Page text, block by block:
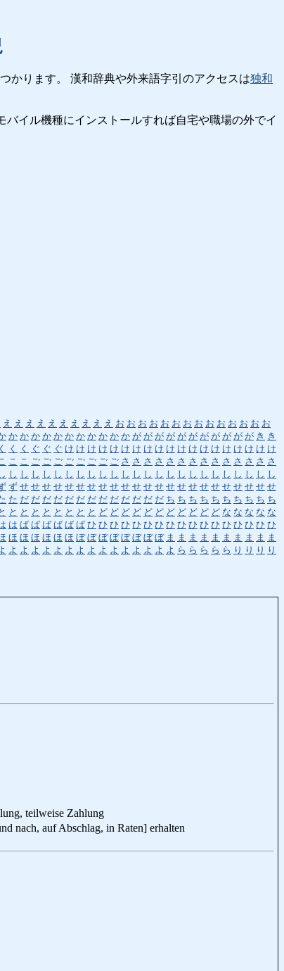
かります。 漢和辞典や外来語字引のアクセスは独和
バイル機種にインストールすれば自宅や職場の外でイ
え え え え え え え え え え お お お お お お お お お お お お お お
か か か か か か か か か か か が が が が が が が が が が が き き
く く く ぐ ぐ ぐ け け け け け け け け け け け け け け け け け け け
こ こ こ ご ご ご ご ご ご ご ご さ さ さ さ さ さ さ さ さ さ さ さ さ さ
し し し し し し し し し し し し し し し し し し し し し し し し
ず せ せ せ せ せ せ せ せ せ せ せ せ せ せ せ せ せ せ せ せ せ せ せ
た だ だ だ だ だ だ だ だ だ だ だ だ だ ち ち ち ち ち ち ち ち ち ち
と と と と と と と と ど ど ど ど ど ど ど ど ど ど ど な な な な な
は ば ば ば ば ば ば ひ ひ ひ ひ ひ ひ ひ ひ ひ ひ ひ ひ ひ ひ ひ ひ ひ
ほ ほ ほ ほ ほ ほ ぼ ぼ ぼ ぼ ぼ ぼ ぼ ぼ ま ま ま ま ま ま ま ま ま ま
よ よ よ よ よ よ よ よ よ よ よ よ よ よ よ ら ら ら ら ら り り り り
teilweise Zahlung
nach, auf Abschlag, in Raten] erhalten